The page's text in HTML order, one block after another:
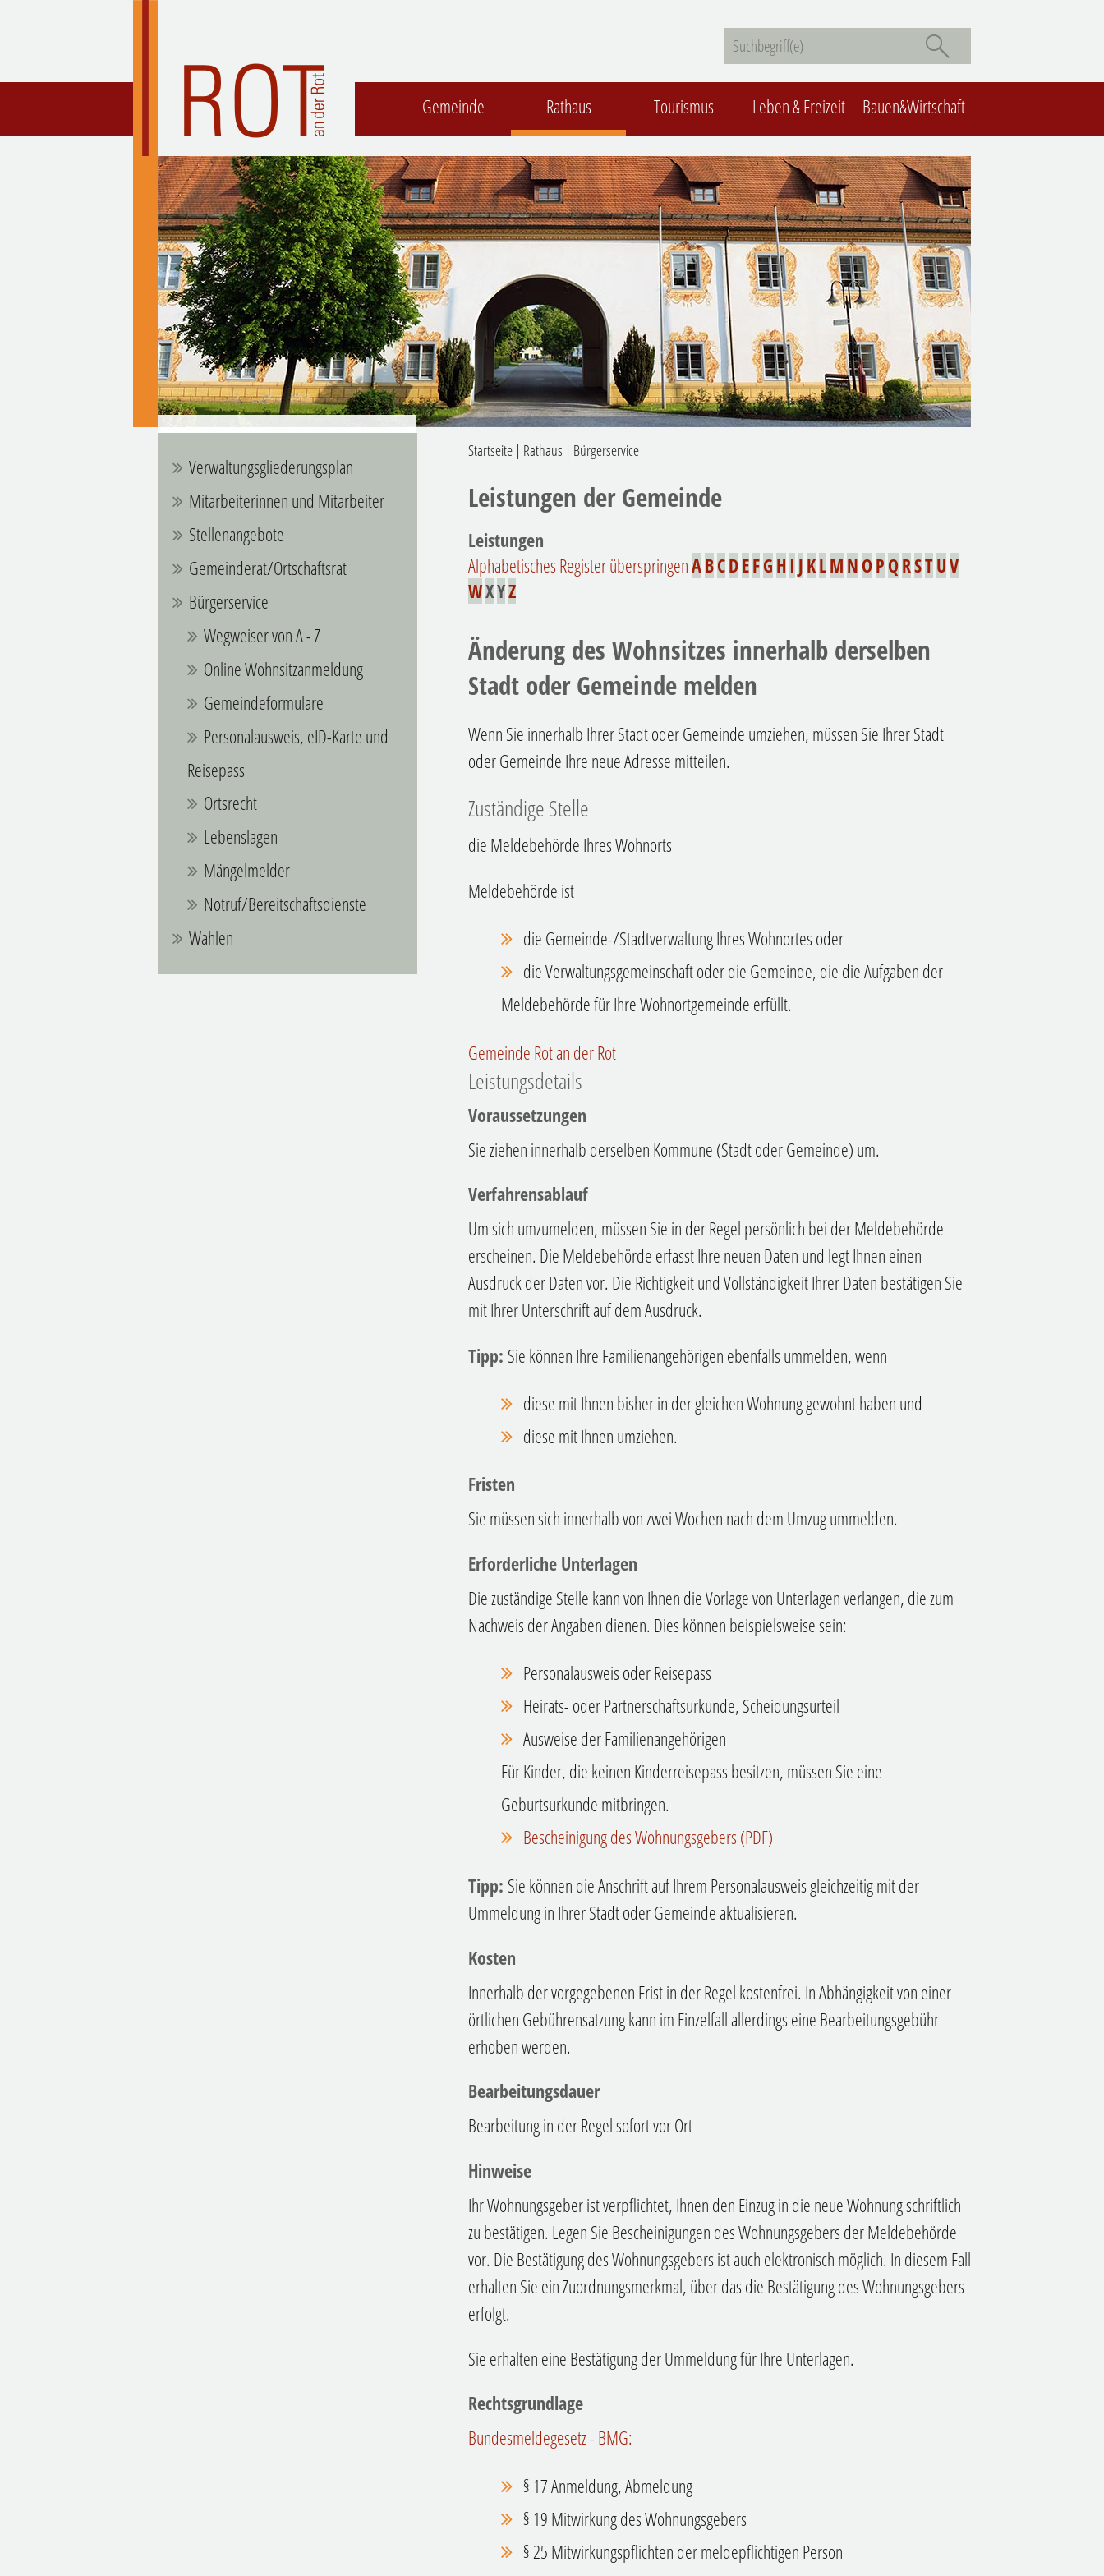
Gemeinde Rathaus Tourismus Leben & Freizeit Bauen&Wirtschaft
Verwaltungsgliederungsplan
Mitarbeiterinnen und Mitarbeiter
Stellenangebote
Gemeinderat/Ortschaftsrat
Bürgerservice
Wegweiser von A - Z
Online Wohnsitzanmeldung
Gemeindeformulare
Personalausweis, eID-Karte und
Reisepass
Ortsrecht
Lebenslagen
Mängelmelder
Notruf/Bereitschaftsdienste
Wahlen
Startseite | Rathaus | Bürgerservice
Leistungen der Gemeinde
Leistungen
Alphabetisches Register überspringenABCDEFGH I JKLMNOPQRSTUV
WXYZ
Änderung des Wohnsitzes innerhalb derselben
Stadt oder Gemeinde melden
Wenn Sie innerhalb Ihrer Stadt oder Gemeinde umziehen, müssen Sie Ihrer Stadt
oder Gemeinde Ihre neue Adresse mitteilen.
Zuständige Stelle
die Meldebehörde Ihres Wohnorts
Meldebehörde ist
die Gemeinde-/Stadtverwaltung Ihres Wohnortes oder
die Verwaltungsgemeinschaft oder die Gemeinde, die die Aufgaben der
Meldebehörde für Ihre Wohnortgemeinde erfüllt.
Gemeinde Rot an der Rot
Leistungsdetails
Voraussetzungen
Sie ziehen innerhalb derselben Kommune (Stadt oder Gemeinde) um.
Verfahrensablauf
Um sich umzumelden, müssen Sie in der Regel persönlich bei der Meldebehörde
erscheinen. Die Meldebehörde erfasst Ihre neuen Daten und legt Ihnen einen
Ausdruck der Daten vor. Die Richtigkeit und Vollständigkeit Ihrer Daten bestätigen Sie
mit Ihrer Unterschrift auf dem Ausdruck.
Tipp: Sie können Ihre Familienangehörigen ebenfalls ummelden, wenn
diese mit Ihnen bisher in der gleichen Wohnung gewohnt haben und
diese mit Ihnen umziehen.
Fristen
Sie müssen sich innerhalb von zwei Wochen nach dem Umzug ummelden.
Erforderliche Unterlagen
Die zuständige Stelle kann von Ihnen die Vorlage von Unterlagen verlangen, die zum
Nachweis der Angaben dienen. Dies können beispielsweise sein:
Personalausweis oder Reisepass
Heirats- oder Partnerschaftsurkunde, Scheidungsurteil
Ausweise der Familienangehörigen
Für Kinder, die keinen Kinderreisepass besitzen, müssen Sie eine
Geburtsurkunde mitbringen.
Bescheinigung des Wohnungsgebers (PDF)
Tipp: Sie können die Anschrift auf Ihrem Personalausweis gleichzeitig mit der
Ummeldung in Ihrer Stadt oder Gemeinde aktualisieren.
Kosten
Innerhalb der vorgegebenen Frist in der Regel kostenfrei. In Abhängigkeit von einer
örtlichen Gebührensatzung kann im Einzelfall allerdings eine Bearbeitungsgebühr
erhoben werden.
Bearbeitungsdauer
Bearbeitung in der Regel sofort vor Ort
Hinweise
Ihr Wohnungsgeber ist verpflichtet, Ihnen den Einzug in die neue Wohnung schriftlich
zu bestätigen. Legen Sie Bescheinigungen des Wohnungsgebers der Meldebehörde
vor. Die Bestätigung des Wohnungsgebers ist auch elektronisch möglich. In diesem Fall
erhalten Sie ein Zuordnungsmerkmal, über das die Bestätigung des Wohnungsgebers
erfolgt.
Sie erhalten eine Bestätigung der Ummeldung für Ihre Unterlagen.
Rechtsgrundlage
Bundesmeldegesetz - BMG:
§ 17 Anmeldung, Abmeldung
§ 19 Mitwirkung des Wohnungsgebers
§ 25 Mitwirkungspflichten der meldepflichtigen Person